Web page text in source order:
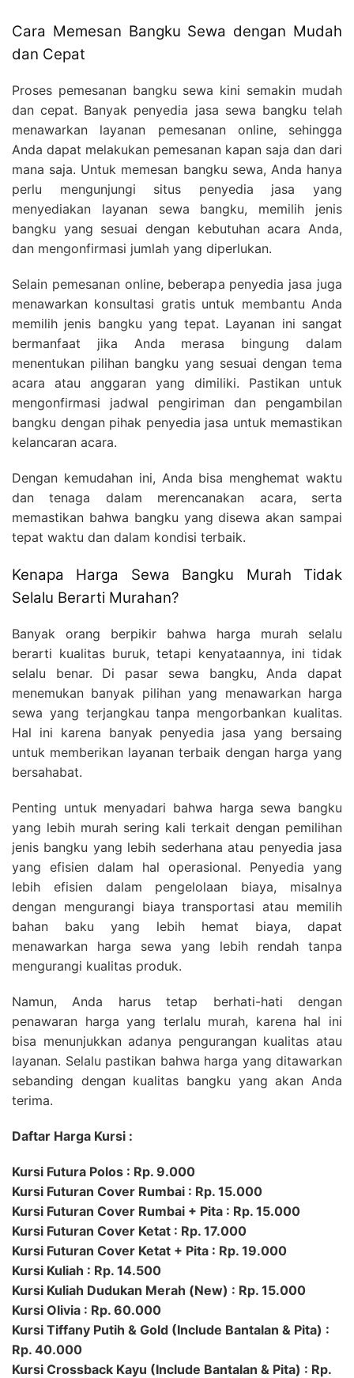
Cara Memesan Bangku Sewa dengan Mudah
dan Cepat
Proses pemesanan bangku sewa kini semakin mudah
dan cepat. Banyak penyedia jasa sewa bangku telah
menawarkan layanan pemesanan online, sehingga
Anda dapat melakukan pemesanan kapan saja dan dari
mana saja. Untuk memesan bangku sewa, Anda hanya
perlu mengunjungi situs penyedia jasa yang
menyediakan layanan sewa bangku, memilih jenis
bangku yang sesuai dengan kebutuhan acara Anda,
dan mengonfirmasi jumlah yang diperlukan.
Selain pemesanan online, beberapa penyedia jasa juga
menawarkan konsultasi gratis untuk membantu Anda
memilih jenis bangku yang tepat. Layanan ini sangat
bermanfaat jika Anda merasa bingung dalam
menentukan pilihan bangku yang sesuai dengan tema
acara atau anggaran yang dimiliki. Pastikan untuk
mengonfirmasi jadwal pengiriman dan pengambilan
bangku dengan pihak penyedia jasa untuk memastikan
kelancaran acara.
Dengan kemudahan ini, Anda bisa menghemat waktu
dan tenaga dalam merencanakan acara, serta
memastikan bahwa bangku yang disewa akan sampai
tepat waktu dan dalam kondisi terbaik.
Kenapa Harga Sewa Bangku Murah Tidak
Selalu Berarti Murahan?
Banyak orang berpikir bahwa harga murah selalu
berarti kualitas buruk, tetapi kenyataannya, ini tidak
selalu benar. Di pasar sewa bangku, Anda dapat
menemukan banyak pilihan yang menawarkan harga
sewa yang terjangkau tanpa mengorbankan kualitas.
Hal ini karena banyak penyedia jasa yang bersaing
untuk memberikan layanan terbaik dengan harga yang
bersahabat.
Penting untuk menyadari bahwa harga sewa bangku
yang lebih murah sering kali terkait dengan pemilihan
jenis bangku yang lebih sederhana atau penyedia jasa
yang efisien dalam hal operasional. Penyedia yang
lebih efisien dalam pengelolaan biaya, misalnya
dengan mengurangi biaya transportasi atau memilih
bahan baku yang lebih hemat biaya, dapat
menawarkan harga sewa yang lebih rendah tanpa
mengurangi kualitas produk.
Namun, Anda harus tetap berhati-hati dengan
penawaran harga yang terlalu murah, karena hal ini
bisa menunjukkan adanya pengurangan kualitas atau
layanan. Selalu pastikan bahwa harga yang ditawarkan
sebanding dengan kualitas bangku yang akan Anda
terima.
Daftar Harga Kursi :
Kursi Futura Polos : Rp. 9.000
Kursi Futuran Cover Rumbai : Rp. 15.000
Kursi Futuran Cover Rumbai + Pita : Rp. 15.000
Kursi Futuran Cover Ketat : Rp. 17.000
Kursi Futuran Cover Ketat + Pita : Rp. 19.000
Kursi Kuliah : Rp. 14.500
Kursi Kuliah Dudukan Merah (New) : Rp. 15.000
Kursi Olivia : Rp. 60.000
Kursi Tiffany Putih & Gold (Include Bantalan & Pita) :
Rp. 40.000
Kursi Crossback Kayu (Include Bantalan & Pita) : Rp.